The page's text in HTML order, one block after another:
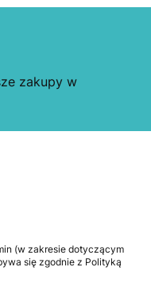
zakupy w
(w zakresie dotyczącym
się zgodnie z Polityką